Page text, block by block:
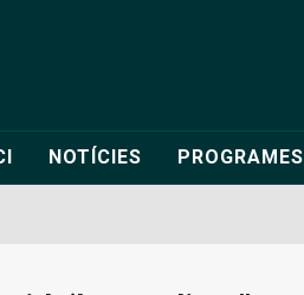
NOTÍCIES PROGRAMES